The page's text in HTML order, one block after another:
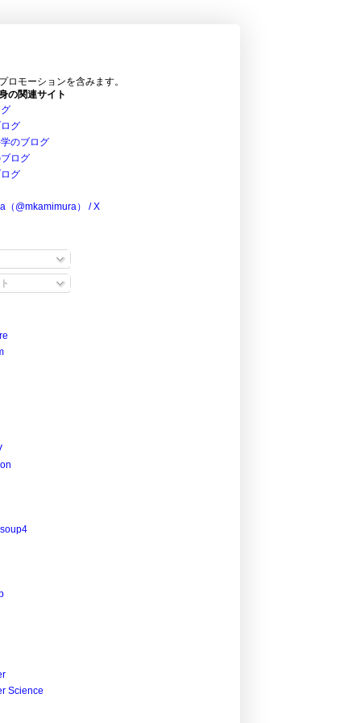
ロモーションを含みます。
の関連サイト
グ
のブログ
ログ
グ
（@mkamimura） / X
Science